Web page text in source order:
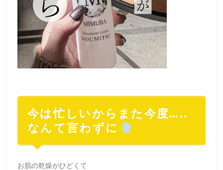
今は忙しいからまた今度…..
なんて言わずに
お肌の乾燥がひどくて